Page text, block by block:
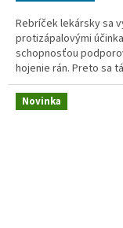
Rebríček lekársky sa
protizápalovými
schopnosťou
hojenie rán. Preto sa
skvele osvedčí pri
popraskanú kožu, napr.
hlboko popraskané
Novinka